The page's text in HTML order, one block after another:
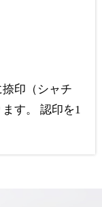
印（シャチ
す。 認印を1